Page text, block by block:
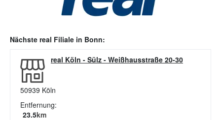
Nächste real Filiale in Bonn:
real Köln - Sülz - Weißhausstraße 20-30
50939 Köln
Entfernung:
23.5km